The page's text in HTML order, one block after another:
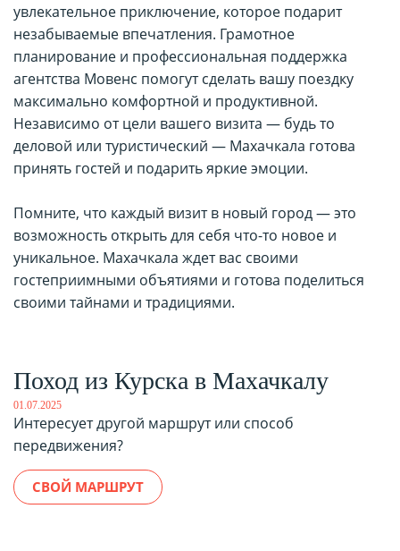
увлекательное приключение, которое подарит
незабываемые впечатления. Грамотное
планирование и профессиональная поддержка
агентства Мовенс помогут сделать вашу поездку
максимально комфортной и продуктивной.
Независимо от цели вашего визита — будь то
деловой или туристический — Махачкала готова
принять гостей и подарить яркие эмоции.
Помните, что каждый визит в новый город — это
возможность открыть для себя что-то новое и
уникальное. Махачкала ждет вас своими
гостеприимными объятиями и готова поделиться
своими тайнами и традициями.
Поход из Курска в Махачкалу
01.07.2025
Интересует другой маршрут или способ
передвижения?
СВОЙ МАРШРУТ